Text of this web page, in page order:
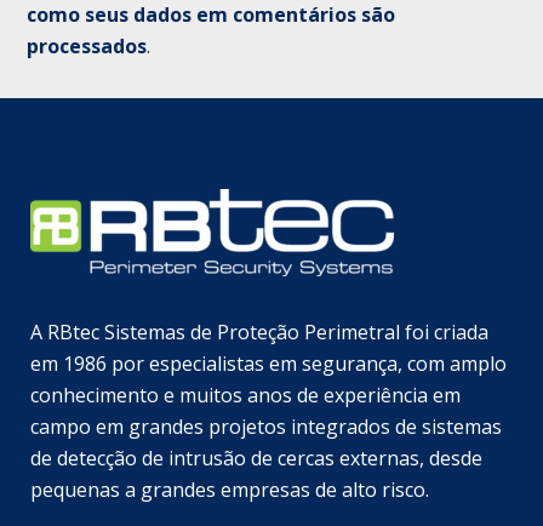
como seus dados em comentários são
processados.
A RBtec Sistemas de Proteção Perimetral foi criada
em 1986 por especialistas em segurança, com amplo
conhecimento e muitos anos de experiência em
campo em grandes projetos integrados de sistemas
de detecção de intrusão de cercas externas, desde
pequenas a grandes empresas de alto risco.